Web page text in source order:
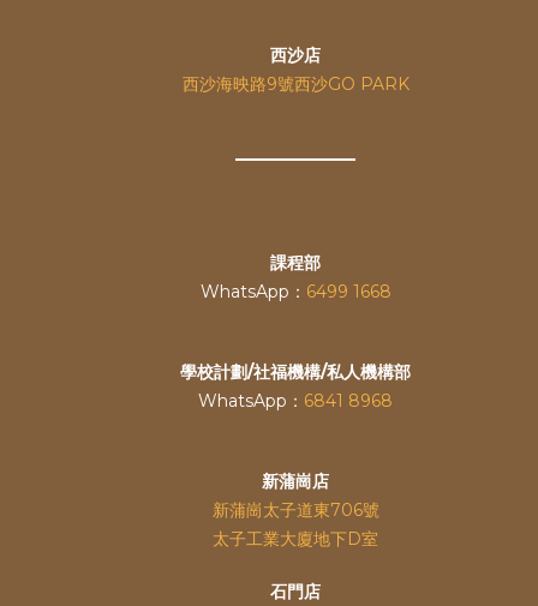
西沙店
西沙海映路9號西沙GO PARK
課程部
WhatsApp： 6499 1668
學校計劃/社福機構/私人機構部
WhatsApp： 6841 8968
新蒲崗店
新蒲崗太子道東706號
太子工業大廈地下D室
石門店